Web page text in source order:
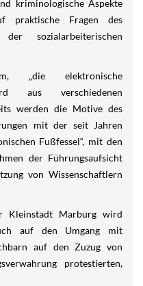
kriminologische Aspekte
praktische Fragen des
sozialarbeiterischen
„die elektronische
aus verschiedenen
werden die Motive des
mit der seit Jahren
Fußfessel“, mit den
der Führungsaufsicht
von Wissenschaftlern
Kleinstadt Marburg wird
auf den Umgang mit
auf den Zuzug von
protestierten,